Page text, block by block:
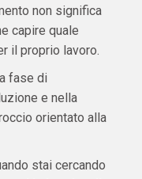
non significa
capire quale
il proprio lavoro.
fase di
e nella
orientato alla
stai cercando